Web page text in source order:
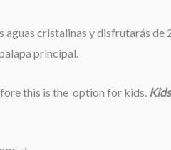
cristalinas y disfrutarás de
principal.
this is the option for kids.